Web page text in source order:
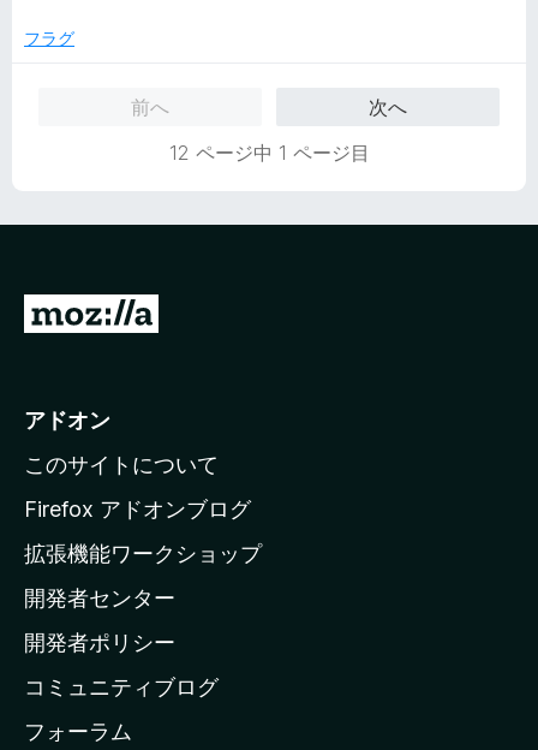
価
フラグ
前へ
次へ
12 ページ中 1 ページ目
M
i
l
a
ホ
ー
ム
ー
ジ
アドオン
このサイトについて
Firefox アドオンブログ
拡張機能ワークショップ
開発者センター
開発者ポリシー
コミュニティブログ
フォーラム